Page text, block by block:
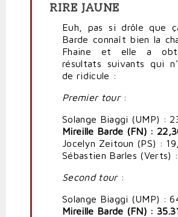
En
réponse
Quand
ridicule
Polit'producteur
(non
vérifié)
RIRE JAUNE
Euh, pas si drôle que
Barde connaît bien la
Fhaine et elle a
résultats suivants qui
de ridicule :
Premier tour :
Solange Biaggi (UMP) :
Mireille Barde (FN) :
Jocelyn Zeitoun (PS) :
Sébastien Barles (Verts)
Second tour:
Solange Biaggi (UMP) :
Mireille Barde (FN) :